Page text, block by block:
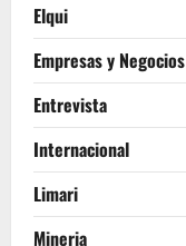
Elqui
Empresas y Negocios
Entrevista
Internacional
Limari
Mineria